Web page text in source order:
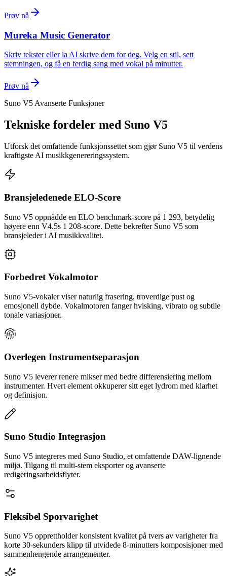
Prøv nå
Mureka Music Generator
Skriv tekster eller la AI skrive dem for deg. Velg en stil, sett
stemningen, og få en ferdig sang med vokal på minutter.
Prøv nå
Suno V5 Avanserte Funksjoner
Tekniske fordeler med Suno V5
Utforsk det omfattende funksjonssettet som gjør Suno V5 til verdens
kraftigste AI musikkgenereringssystem.
Bransjeledenede ELO-Score
Suno V5 oppnådde en ELO benchmark-score på 1 293, betydelig
høyere enn V4.5s 1 208-score. Dette bekrefter Suno V5 som
bransjeleder i AI musikkvalitet.
Forbedret Vokalmotor
Suno V5-vokaler viser naturlig frasering, troverdige pust og
emosjonell dybde. Vokalmotoren fanger hvisking, vibrato og subtile
tonale variasjoner.
Overlegen Instrumentseparasjon
Suno V5 leverer renere mikser med bedre differensiering mellom
instrumenter. Hvert element okkuperer sitt eget lydrom med klarhet
og definisjon.
Suno Studio Integrasjon
Suno V5 integreres med Suno Studio, et omfattende DAW-lignende
miljø. Tilgang til multi-stem eksporter og avanserte
redigeringsarbeidsflyter.
Fleksibel Sporvarighet
Suno V5 opprettholder konsistent kvalitet på tvers av varigheter fra
korte 30-sekunders klipp til utvidede 8-minutters komposisjoner med
sammenhengende arrangementer.